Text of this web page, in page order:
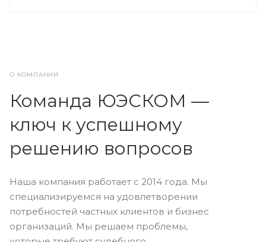
О КОМПАНИИ
Команда ЮЭСКОМ —
ключ к успешному
решению вопросов
Наша компания работает с 2014 года. Мы
специализируемся на удовлетворении
потребностей частных клиентов и бизнес
организаций. Мы решаем проблемы,